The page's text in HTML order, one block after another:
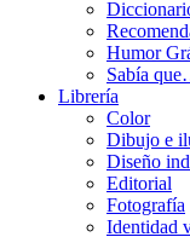
Humor
Sabía
Librería
Color
Dibujo e
Diseño
Editorial
Fotografía
Identidad